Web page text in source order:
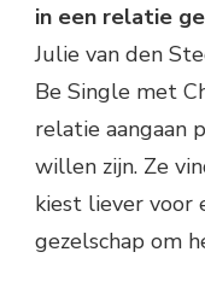
in een relatie
Julie van den
Be Single met
relatie aangaan
willen zijn. Ze
kiest liever voor
gezelschap om